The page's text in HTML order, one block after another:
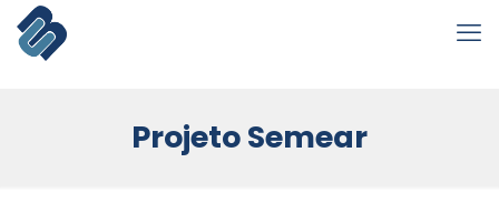
Projeto Semear